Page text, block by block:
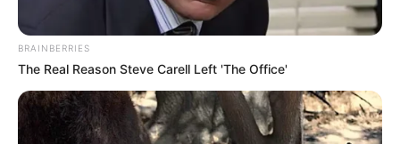
HOME
> Aposentadoria > Brasil > Notícia > STF >
STF derruba
a idade mínima da aposentadoria especial: quem ganha, o que
BRAINBERRIES
The Real Reason Steve Carell Left 'The Office'